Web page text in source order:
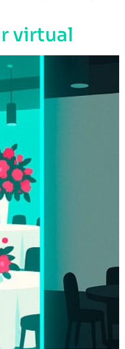
virtual